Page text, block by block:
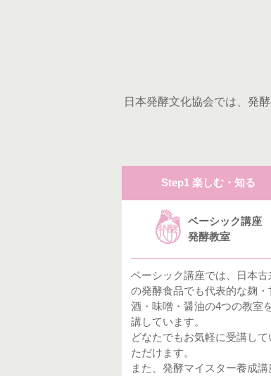
日本発酵文化協会では、発
Step1 楽しむ・知る
ベーシック講座
発酵教室
ベーシック講座では、日本古
の発酵食品でも代表的な麹・
酒・味噌・醤油の4つの教室
講しています。
どなたでもお気軽に受講して
ただけます。
また、発酵マイスター養成講